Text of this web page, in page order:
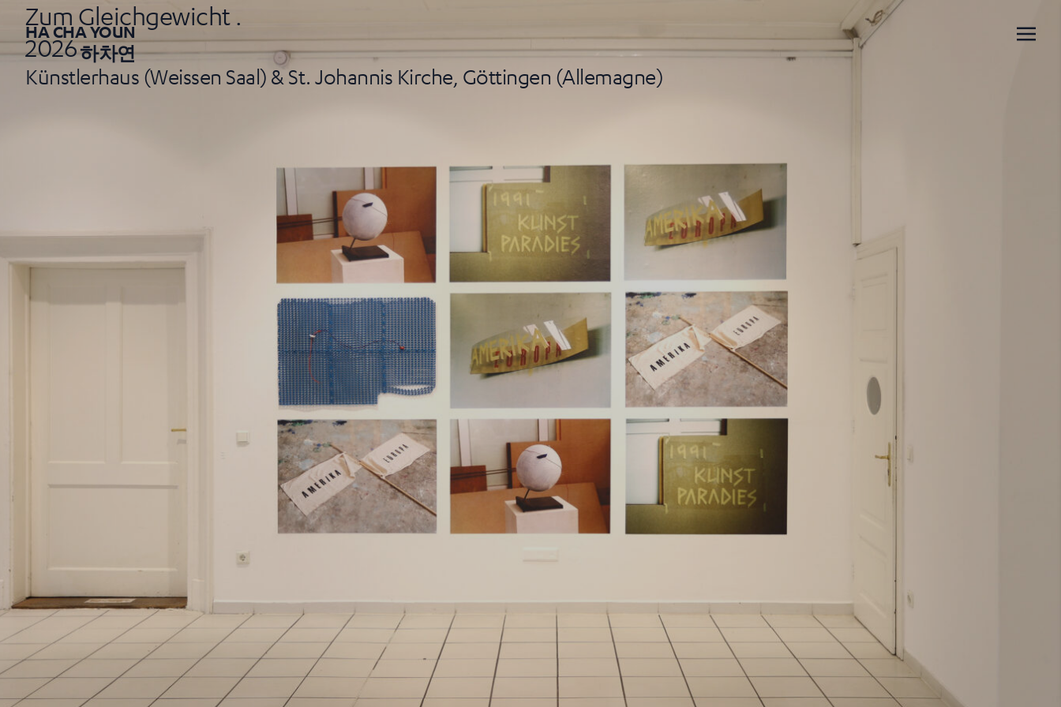
HA CHA YOUN
하차연
Zum Gleichgewicht .
2026
Künstlerhaus (Weissen Saal) & St. Johannis Kirche, Göttingen (Allemagne)